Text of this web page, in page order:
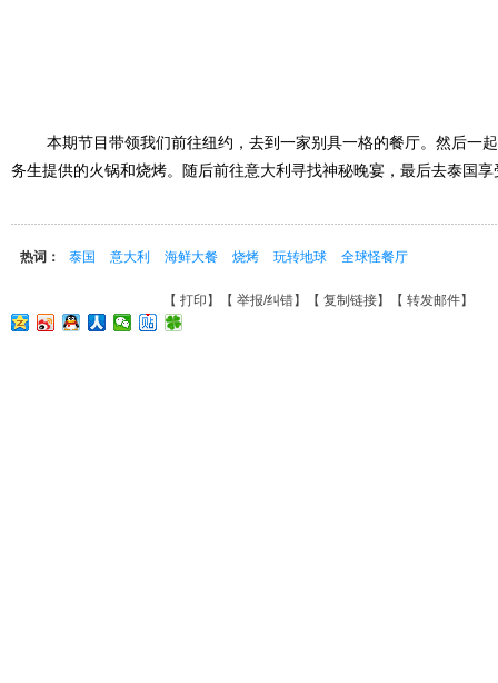
本期节目带领我们前往纽约，去到一家别具一格的餐厅。然后一起
务生提供的火锅和烧烤。随后前往意大利寻找神秘晚宴，最后去泰国
热词： 泰国 意大利 海鲜大餐 烧烤 玩转地球 全球怪餐厅
【 打印 】【 举报/纠错】【 复制链接】【 转发邮件】